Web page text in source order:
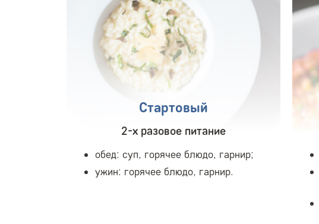
Стартовый
2-х разовое питание
обед: суп, горячее блюдо, гарнир;
ужин: горячее блюдо, гарнир.